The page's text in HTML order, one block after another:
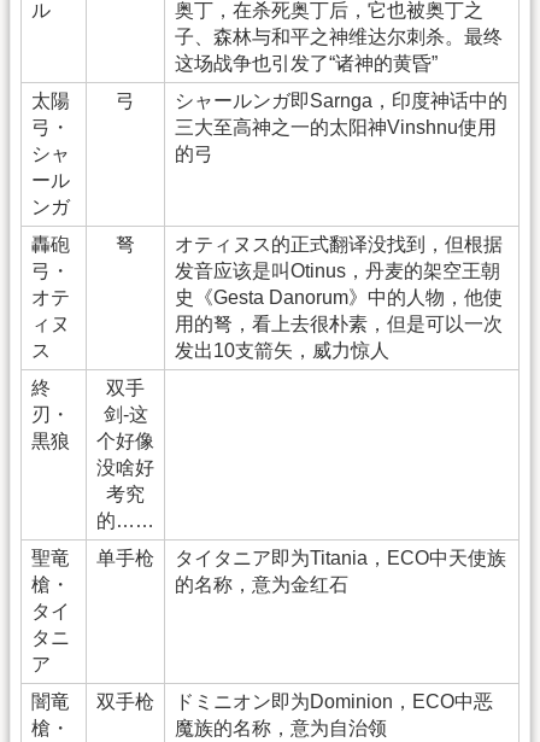
ル
奥丁，在杀死奥丁后，它也被奥丁之
子、森林与和平之神维达尔刺杀。最终
这场战争也引发了“诸神的黄昏”
太陽
弓・
シャ
ール
ンガ
弓
シャールンガ即Sarnga，印度神话中的
三大至高神之一的太阳神Vinshnu使用
的弓
轟砲
弓・
オテ
ィヌ
ス
弩
オティヌス的正式翻译没找到，但根据
发音应该是叫Otinus，丹麦的架空王朝
史《Gesta Danorum》中的人物，他使
用的弩，看上去很朴素，但是可以一次
发出10支箭矢，威力惊人
終
刃・
黒狼
双手
剑-这
个好像
没啥好
考究
的……
聖竜
槍・
タイ
タニ
ア
单手枪
タイタニア即为Titania，ECO中天使族
的名称，意为金红石
闇竜
槍・
双手枪
ドミニオン即为Dominion，ECO中恶
魔族的名称，意为自治领